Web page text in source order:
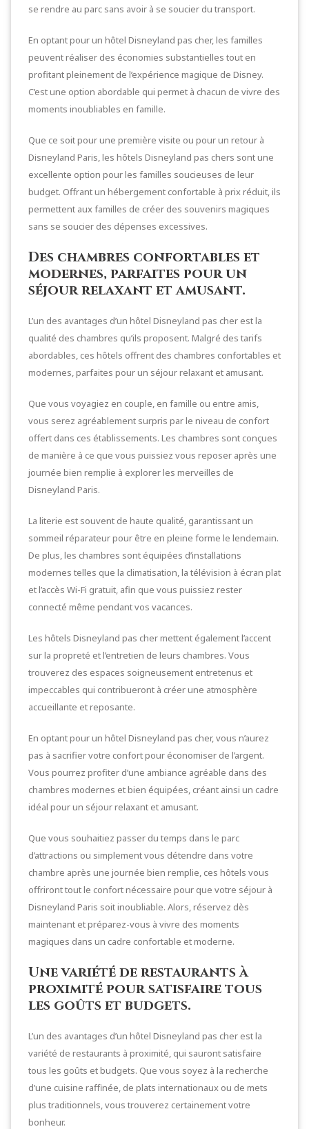
se rendre au parc sans avoir à se soucier du transport.
En optant pour un hôtel Disneyland pas cher, les familles
peuvent réaliser des économies substantielles tout en
profitant pleinement de l’expérience magique de Disney.
C’est une option abordable qui permet à chacun de vivre des
moments inoubliables en famille.
Que ce soit pour une première visite ou pour un retour à
Disneyland Paris, les hôtels Disneyland pas chers sont une
excellente option pour les familles soucieuses de leur
budget. Offrant un hébergement confortable à prix réduit, ils
permettent aux familles de créer des souvenirs magiques
sans se soucier des dépenses excessives.
Des chambres confortables et
modernes, parfaites pour un
séjour relaxant et amusant.
L’un des avantages d’un hôtel Disneyland pas cher est la
qualité des chambres qu’ils proposent. Malgré des tarifs
abordables, ces hôtels offrent des chambres confortables et
modernes, parfaites pour un séjour relaxant et amusant.
Que vous voyagiez en couple, en famille ou entre amis,
vous serez agréablement surpris par le niveau de confort
offert dans ces établissements. Les chambres sont conçues
de manière à ce que vous puissiez vous reposer après une
journée bien remplie à explorer les merveilles de
Disneyland Paris.
La literie est souvent de haute qualité, garantissant un
sommeil réparateur pour être en pleine forme le lendemain.
De plus, les chambres sont équipées d’installations
modernes telles que la climatisation, la télévision à écran plat
et l’accès Wi-Fi gratuit, afin que vous puissiez rester
connecté même pendant vos vacances.
Les hôtels Disneyland pas cher mettent également l’accent
sur la propreté et l’entretien de leurs chambres. Vous
trouverez des espaces soigneusement entretenus et
impeccables qui contribueront à créer une atmosphère
accueillante et reposante.
En optant pour un hôtel Disneyland pas cher, vous n’aurez
pas à sacrifier votre confort pour économiser de l’argent.
Vous pourrez profiter d’une ambiance agréable dans des
chambres modernes et bien équipées, créant ainsi un cadre
idéal pour un séjour relaxant et amusant.
Que vous souhaitiez passer du temps dans le parc
d’attractions ou simplement vous détendre dans votre
chambre après une journée bien remplie, ces hôtels vous
offriront tout le confort nécessaire pour que votre séjour à
Disneyland Paris soit inoubliable. Alors, réservez dès
maintenant et préparez-vous à vivre des moments
magiques dans un cadre confortable et moderne.
Une variété de restaurants à
proximité pour satisfaire tous
les goûts et budgets.
L’un des avantages d’un hôtel Disneyland pas cher est la
variété de restaurants à proximité, qui sauront satisfaire
tous les goûts et budgets. Que vous soyez à la recherche
d’une cuisine raffinée, de plats internationaux ou de mets
plus traditionnels, vous trouverez certainement votre
bonheur.